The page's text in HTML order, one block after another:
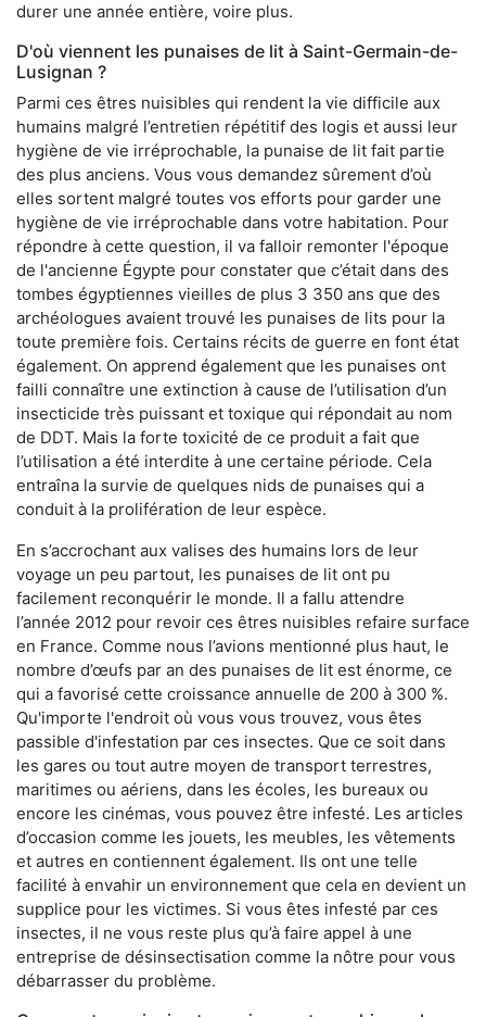
durer une année entière, voire plus.
D'où viennent les punaises de lit à Saint-Germain-de-
Lusignan ?
Parmi ces êtres nuisibles qui rendent la vie difficile aux
humains malgré l’entretien répétitif des logis et aussi leur
hygiène de vie irréprochable, la punaise de lit fait partie
des plus anciens. Vous vous demandez sûrement d’où
elles sortent malgré toutes vos efforts pour garder une
hygiène de vie irréprochable dans votre habitation. Pour
répondre à cette question, il va falloir remonter l'époque
de l'ancienne Égypte pour constater que c’était dans des
tombes égyptiennes vieilles de plus 3 350 ans que des
archéologues avaient trouvé les punaises de lits pour la
toute première fois. Certains récits de guerre en font état
également. On apprend également que les punaises ont
failli connaître une extinction à cause de l’utilisation d’un
insecticide très puissant et toxique qui répondait au nom
de DDT. Mais la forte toxicité de ce produit a fait que
l’utilisation a été interdite à une certaine période. Cela
entraîna la survie de quelques nids de punaises qui a
conduit à la prolifération de leur espèce.
En s’accrochant aux valises des humains lors de leur
voyage un peu partout, les punaises de lit ont pu
facilement reconquérir le monde. Il a fallu attendre
l’année 2012 pour revoir ces êtres nuisibles refaire surface
en France. Comme nous l’avions mentionné plus haut, le
nombre d’œufs par an des punaises de lit est énorme, ce
qui a favorisé cette croissance annuelle de 200 à 300 %.
Qu'importe l'endroit où vous vous trouvez, vous êtes
passible d'infestation par ces insectes. Que ce soit dans
les gares ou tout autre moyen de transport terrestres,
maritimes ou aériens, dans les écoles, les bureaux ou
encore les cinémas, vous pouvez être infesté. Les articles
d’occasion comme les jouets, les meubles, les vêtements
et autres en contiennent également. Ils ont une telle
facilité à envahir un environnement que cela en devient un
supplice pour les victimes. Si vous êtes infesté par ces
insectes, il ne vous reste plus qu’à faire appel à une
entreprise de désinsectisation comme la nôtre pour vous
débarrasser du problème.